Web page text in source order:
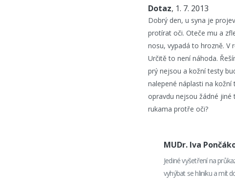
Dotaz, 1. 7. 2013
Dobrý den, u syna je
protírat oči. Oteče mu a
nosu, vypadá to hrozně. V
Určitě to není náhoda.
prý nejsou a kožní testy
nalepené náplasti na
opravdu nejsou žádné
rukama protře oči?
MUDr. Iva
Jediné vyšetření na
vyhýbat se hliníku a mít